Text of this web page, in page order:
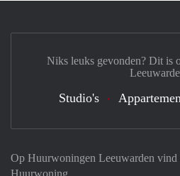
Op Huurwoningen Leeuwarden
Huurwoning
Niks leuks gevonden? Dit is
Studio's